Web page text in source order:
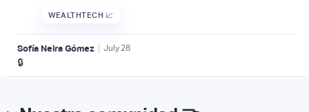
WEALTHTECH 📈
Sofía Neira Gómez | July28
🔒